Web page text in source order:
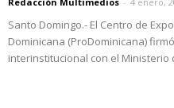
Santo Domingo.- El Centro de
Dominicana (ProDominicana)
interinstitucional con el